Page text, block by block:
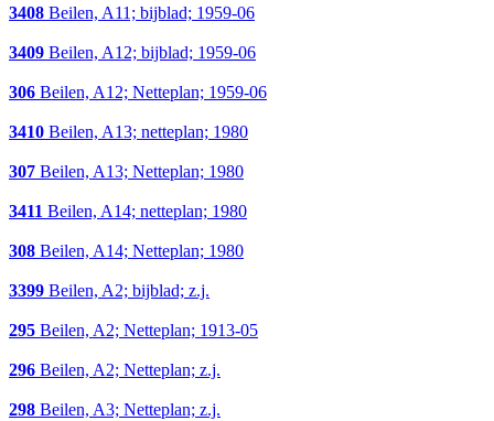
3408 Beilen, A11; bijblad; 1959-06
3409 Beilen, A12; bijblad; 1959-06
306 Beilen, A12; Netteplan; 1959-06
3410 Beilen, A13; netteplan; 1980
307 Beilen, A13; Netteplan; 1980
3411 Beilen, A14; netteplan; 1980
308 Beilen, A14; Netteplan; 1980
3399 Beilen, A2; bijblad; z.j.
295 Beilen, A2; Netteplan; 1913-05
296 Beilen, A2; Netteplan; z.j.
298 Beilen, A3; Netteplan; z.j.